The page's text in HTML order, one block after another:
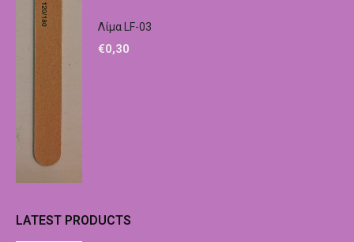
Λίμα LF-03
€0,30
LATEST PRODUCTS